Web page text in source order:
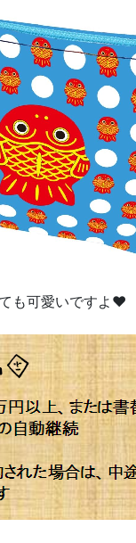
も可愛いですよ❤